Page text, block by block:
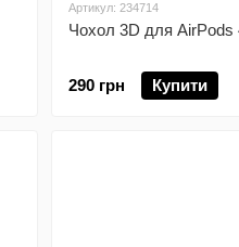
Артикул: 234714
Чохол 3D для AirPods
290 грн Купити